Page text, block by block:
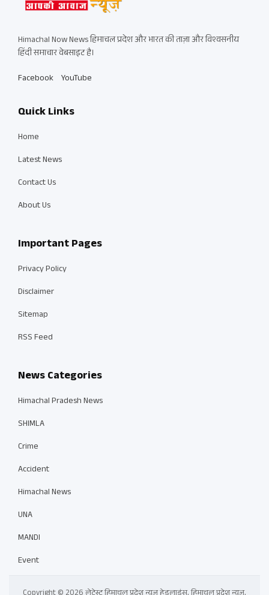
Himachal Now News हिमाचल प्रदेश और भारत की ताज़ा और विश्वसनीय
हिंदी समाचार वेबसाइट है।
Facebook YouTube
Quick Links
Home
Latest News
Contact Us
About Us
Important Pages
Privacy Policy
Disclaimer
Sitemap
RSS Feed
News Categories
Himachal Pradesh News
SHIMLA
Crime
Accident
Himachal News
UNA
MANDI
Event